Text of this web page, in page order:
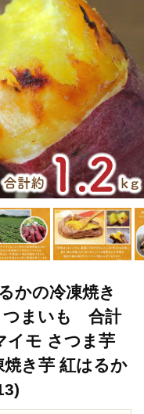
【6ヶ月定期便】熟成紅はるか
】熟成紅はるかの冷凍焼き芋
かの冷凍焼き
つまいも 合計
イモ さつま芋
き芋 紅はるか